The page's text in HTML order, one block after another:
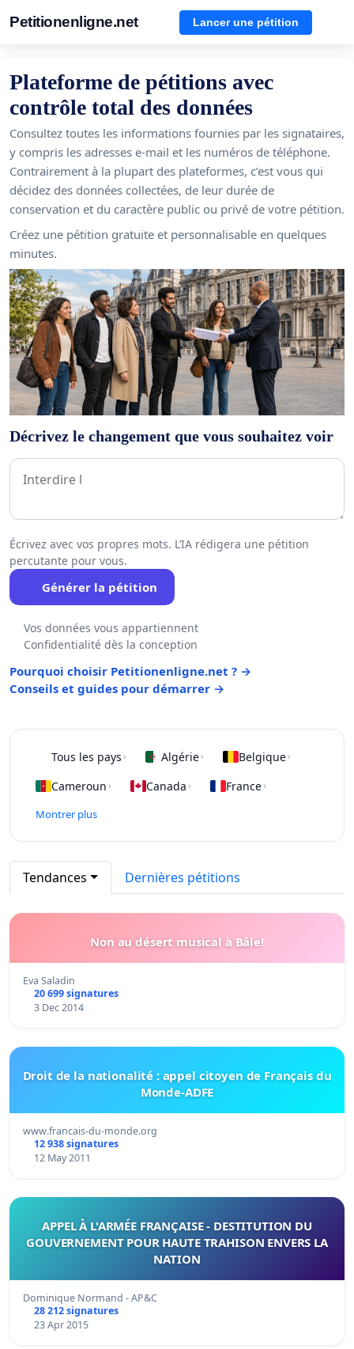
Petitionenligne.net Lancer une pétition
Plateforme de pétitions avec
contrôle total des données
Consultez toutes les informations fournies par les signataires,
y compris les adresses e-mail et les numéros de téléphone.
Contrairement à la plupart des plateformes, c’est vous qui
décidez des données collectées, de leur durée de
conservation et du caractère public ou privé de votre pétition.
Créez une pétition gratuite et personnalisable en quelques
minutes.
Décrivez le changement que vous souhaitez voir
Écrivez avec vos propres mots. L’IA rédigera une pétition
percutante pour vous.
Générer la pétition
Vos données vous appartiennent
Confidentialité dès la conception
Pourquoi choisir Petitionenligne.net ? →
Conseils et guides pour démarrer →
Tous les pays › Algérie› Belgique›
Cameroun › Canada › France›
Montrer plus
Tendances Dernières pétitions
Non au désert musical à Bâle!
Eva Saladin
20 699 signatures
3 Dec 2014
Droit de la nationalité : appel citoyen de Français du
Monde-ADFE
www.francais-du-monde.org
12 938 signatures
12 May 2011
APPEL À L'ARMÉE FRANÇAISE - DESTITUTION DU
GOUVERNEMENT POUR HAUTE TRAHISON ENVERS LA
NATION
Dominique Normand - AP&C
28 212 signatures
23 Apr 2015